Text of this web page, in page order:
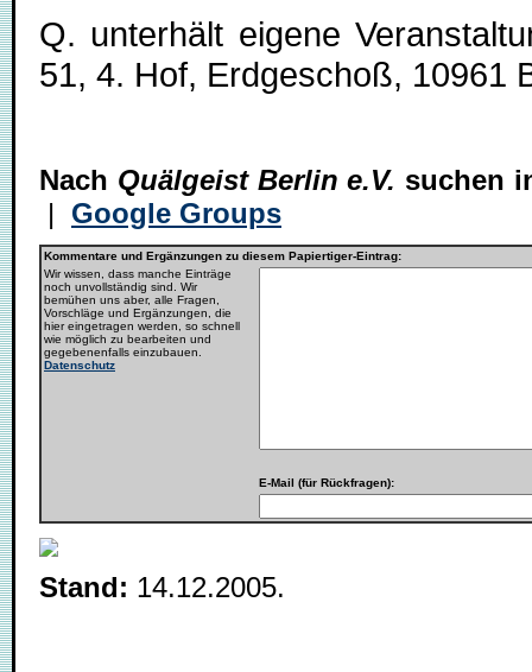
Q. unterhält eigene
51, 4. Hof, Erdgeschoß, 10961
Nach Quälgeist Berlin e.V. suchen
| Google Groups
Kommentare und Ergänzungen zu diesem Papiertiger-Eintrag:
Wir wissen, dass manche Einträge
noch unvollständig sind. Wir
bemühen uns aber, alle Fragen,
Vorschläge und Ergänzungen, die
hier eingetragen werden, so schnell
wie möglich zu bearbeiten und
gegebenenfalls einzubauen.
Datenschutz
E-Mail (für Rückfragen):
Stand: 14.12.2005.